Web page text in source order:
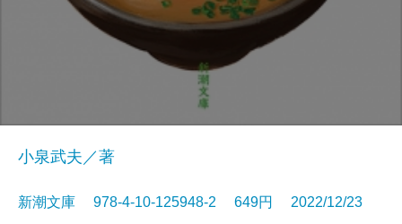
小泉武夫／著
新潮文庫 978-4-10-125948-2 649円 2022/12/23